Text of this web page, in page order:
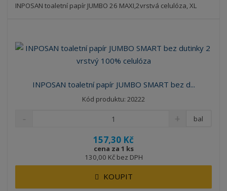
INPOSAN toaletní papír JUMBO 26 MAXI,2vrstvá celulóza, XL
INPOSAN toaletní papír JUMBO SMART bez d...
Kód produktu: 20222
157,30 Kč
cena za 1 ks
130,00 Kč bez DPH
bal
KOUPIT